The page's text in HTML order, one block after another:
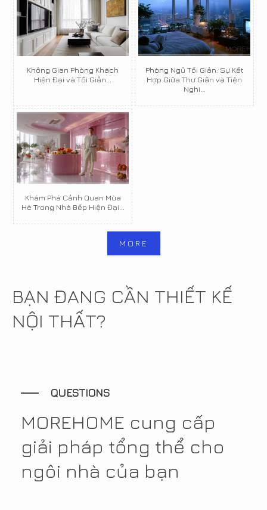
Không Gian Phòng Khách
Hiện Đại và Tối Giản...
Phòng Ngủ Tối Giản: Sự Kết
Hợp Giữa Thư Giãn và Tiện
Nghi...
Khám Phá Cảnh Quan Mùa
Hè Trong Nhà Bếp Hiện Đại...
MORE
BẠN ĐANG CẦN THIẾT KẾ
NỘI THẤT?
QUESTIONS
MOREHOME cung cấp
giải pháp tổng thể cho
ngôi nhà của bạn